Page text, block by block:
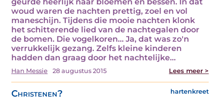
woud waren de nachten prettig, zoel en vol
maneschijn. Tijdens die mooie nachten klonk
het schitterende lied van de nachtegalen door
de bomen. Die vogelkoren... Ja, dat was zo'n
verrukkelijk gezang. Zelfs kleine kinderen
hadden dan graag door het nachtelijke…
Han Messie 28 augustus 2015 Lees meer >
Christenen? hartenkreet